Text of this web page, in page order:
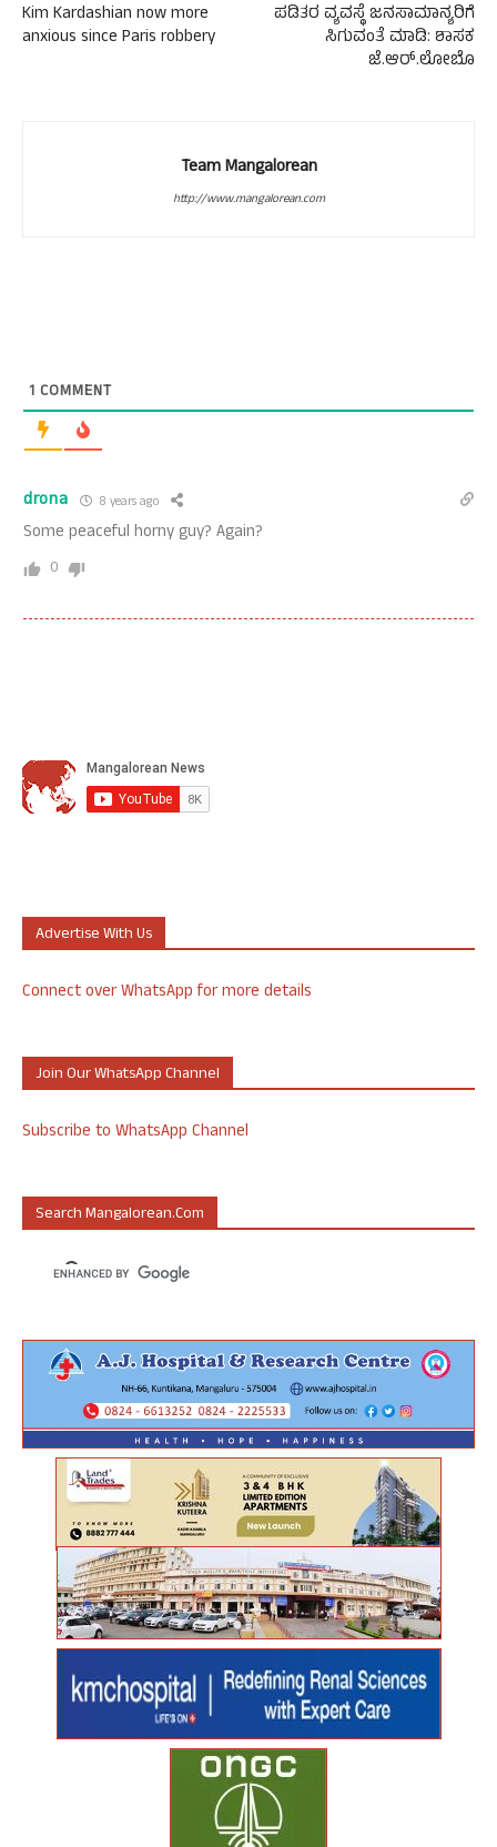
Kim Kardashian now more
anxious since Paris robbery
ಪಡಿತರ ವ್ಯವಸ್ಥೆ ಜನಸಾಮಾನ್ಯರಿಗೆ
ಸಿಗುವಂತೆ ಮಾಡಿ: ಶಾಸಕ
ಜೆ.ಆರ್.ಲೋಬೊ
Team Mangalorean
http://www.mangalorean.com
1 COMMENT
drona 8 years ago
Some peaceful horny guy? Again?
0
Advertise With Us
Connect over WhatsApp for more details
Join Our WhatsApp Channel
Subscribe to WhatsApp Channel
Search Mangalorean.com